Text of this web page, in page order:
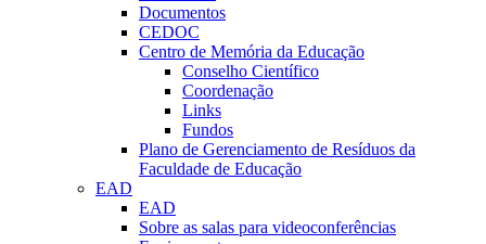
Documentos
CEDOC
Centro de Memória da Educação
Conselho Científico
Coordenação
Links
Fundos
Plano de Gerenciamento de Resíduos da
Faculdade de Educação
EAD
EAD
Sobre as salas para videoconferências